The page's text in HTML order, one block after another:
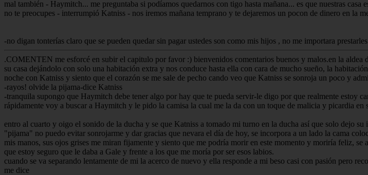
mal también - Haymitch... me preguntaba si podíamos quedarnos con tigo hasta mañana... es que nuestras casa
no te preocupes - interrumpió Katniss - nos iremos mañana temprano y te dejaremos un pocon de dinero en la
-no digan tonterías claro que se pueden quedar sin pagar ustedes son como mis hijos , no me importara
.COMENTEN me esforcé en subir el capitulo por favor :) bienvenidos comentarios buenos y malos.en la
su casa dejándolo con solo una habitación extra y nos conduce hasta ella con cara de mucho sueño, la
noche con Katniss y siento que el corazón se me sale de pecho cando veo que Katniss se sonroja un poco y
-rayos! olvide la pijama-dice Katniss
-tranquila supongo que Haymitch debe tener algo por hay que te pueda servir-le digo por que realmente estoy
rápidamente voy a buscar a Haymitch y le pido la camisa la cual me la da con un toque de malicia y picardia en
entro al cuarto y oigo el sonido de la ducha y se que Katniss a tomado mi turno en la ducha así que solo dejo
"pijama" no puedo evitar sonrojarme y dar gracias que nevara el día de hoy, se incorpora a un lado la cama
mis manos, sus ojos grises me miran fijamente y siento que me podría morir en este momento y moriría feliz,
que estoy seguro que le daba a Gale y frente a los que me moría por ser esos labios.
cuando se va separando lentamente de mi la acerco de nuevo y ella responde a mi beso casi con pasión pero
me dice